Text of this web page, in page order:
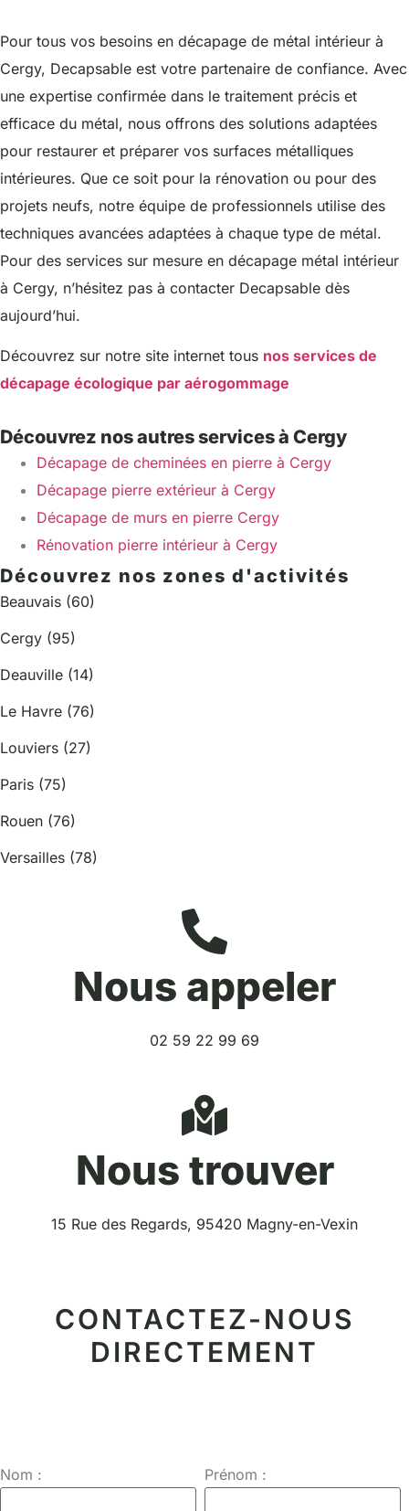
Pour tous vos besoins en décapage de métal intérieur à
Cergy, Decapsable est votre partenaire de confiance. Avec
une expertise confirmée dans le traitement précis et
efficace du métal, nous offrons des solutions adaptées
pour restaurer et préparer vos surfaces métalliques
intérieures. Que ce soit pour la rénovation ou pour des
projets neufs, notre équipe de professionnels utilise des
techniques avancées adaptées à chaque type de métal.
Pour des services sur mesure en décapage métal intérieur
à Cergy, n’hésitez pas à contacter Decapsable dès
aujourd’hui.
Découvrez sur notre site internet tous nos services de
décapage écologique par aérogommage
Découvrez nos autres services à Cergy
Décapage de cheminées en pierre à Cergy
Décapage pierre extérieur à Cergy
Décapage de murs en pierre Cergy
Rénovation pierre intérieur à Cergy
Découvrez nos zones d'activités
Beauvais (60)
Cergy (95)
Deauville (14)
Le Havre (76)
Louviers (27)
Paris (75)
Rouen (76)
Versailles (78)
Nous appeler
02 59 22 99 69
Nous trouver
15 Rue des Regards, 95420 Magny-en-Vexin
CONTACTEZ-NOUS
DIRECTEMENT
Nom : Prénom :